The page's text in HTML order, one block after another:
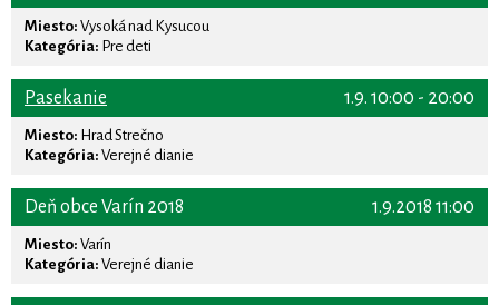
Miesto: Vysoká nad Kysucou
Kategória: Pre deti
1.9. 10:00 - 20:00
Pasekanie
Miesto: Hrad Strečno
Kategória: Verejné dianie
1.9.2018 11:00
Deň obce Varín 2018
Miesto: Varín
Kategória: Verejné dianie